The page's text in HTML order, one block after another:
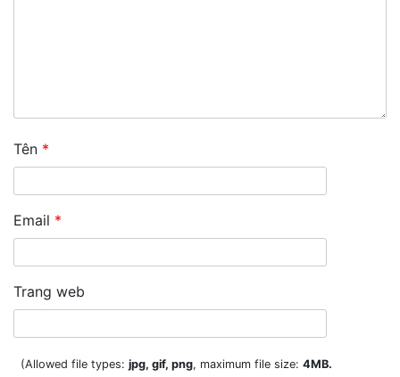
Tên *
Email *
Trang web
(Allowed file types: jpg, gif, png, maximum file size: 4MB.